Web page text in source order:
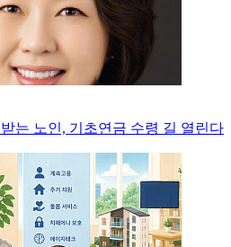
는 노인, 기초연금 수령 길 열린다